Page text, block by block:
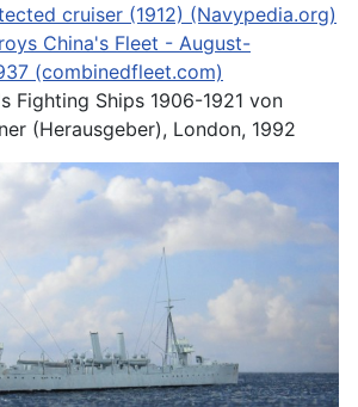
cruiser (1912) (Navypedia.org)
China's Fleet - August-
(combinedfleet.com)
Fighting Ships 1906-1921 von
(Herausgeber), London, 1992